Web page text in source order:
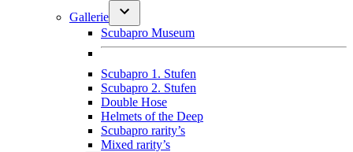
Gallerie
Scubapro Museum
Scubapro 1. Stufen
Scubapro 2. Stufen
Double Hose
Helmets of the Deep
Scubapro rarity’s
Mixed rarity’s